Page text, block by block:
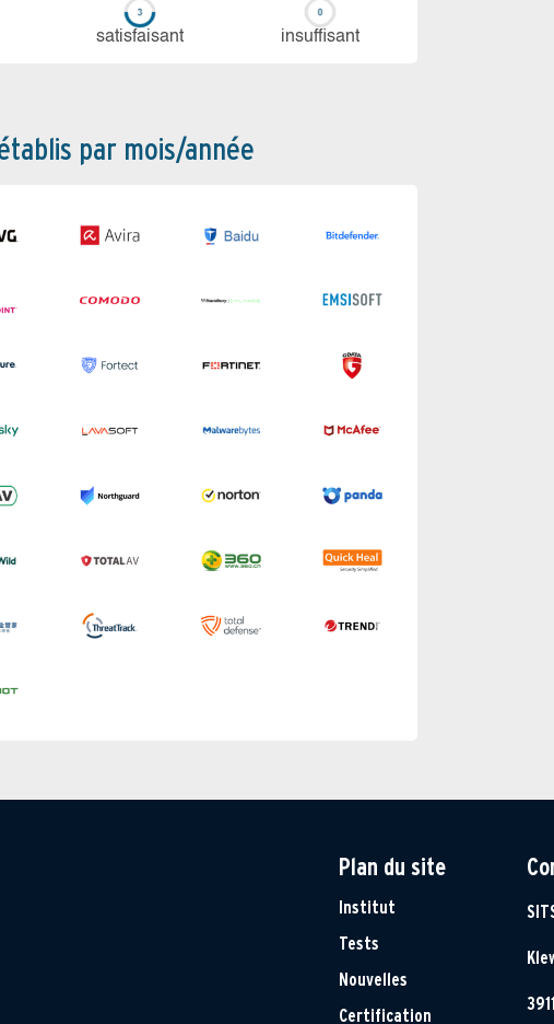
sa­tis­fai­sant in­suf­fi­sant
par mois/année
Plan du site
Institut
Tests
Nouvelles
Certification